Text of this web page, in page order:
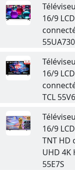
16/9
16/9
TCL
16/9
TNT HD
UHD 4K
55E7S